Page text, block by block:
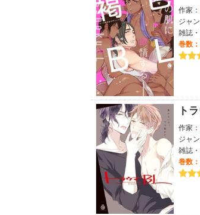
作家：
ジャ
雑誌
巻数：
ト
作家：
ジャ
雑誌
巻数：